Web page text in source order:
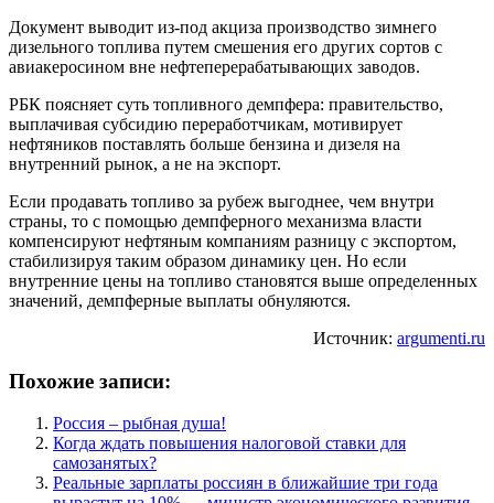
Документ выводит из-под акциза производство зимнего
дизельного топлива путем смешения его других сортов с
авиакеросином вне нефтеперерабатывающих заводов.
РБК поясняет суть топливного демпфера: правительство,
выплачивая субсидию переработчикам, мотивирует
нефтяников поставлять больше бензина и дизеля на
внутренний рынок, а не на экспорт.
Если продавать топливо за рубеж выгоднее, чем внутри
страны, то с помощью демпферного механизма власти
компенсируют нефтяным компаниям разницу с экспортом,
стабилизируя таким образом динамику цен. Но если
внутренние цены на топливо становятся выше определенных
значений, демпферные выплаты обнуляются.
Источник: argumenti.ru
Похожие записи:
Россия – рыбная душа!
Когда ждать повышения налоговой ставки для
самозанятых?
Реальные зарплаты россиян в ближайшие три года